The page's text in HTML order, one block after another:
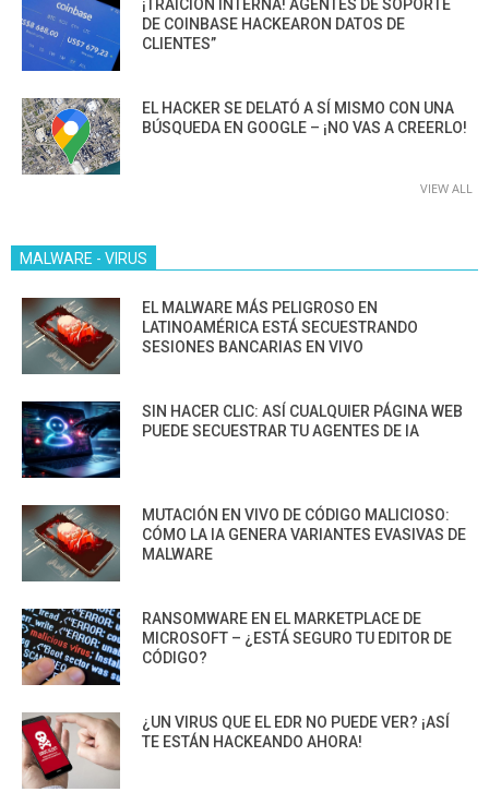
¡TRAICIÓN INTERNA! AGENTES DE SOPORTE
DE COINBASE HACKEARON DATOS DE
CLIENTES”
EL HACKER SE DELATÓ A SÍ MISMO CON UNA
BÚSQUEDA EN GOOGLE – ¡NO VAS A CREERLO!
VIEW ALL
MALWARE - VIRUS
EL MALWARE MÁS PELIGROSO EN
LATINOAMÉRICA ESTÁ SECUESTRANDO
SESIONES BANCARIAS EN VIVO
SIN HACER CLIC: ASÍ CUALQUIER PÁGINA WEB
PUEDE SECUESTRAR TU AGENTES DE IA
MUTACIÓN EN VIVO DE CÓDIGO MALICIOSO:
CÓMO LA IA GENERA VARIANTES EVASIVAS DE
MALWARE
RANSOMWARE EN EL MARKETPLACE DE
MICROSOFT – ¿ESTÁ SEGURO TU EDITOR DE
CÓDIGO?
¿UN VIRUS QUE EL EDR NO PUEDE VER? ¡ASÍ
TE ESTÁN HACKEANDO AHORA!